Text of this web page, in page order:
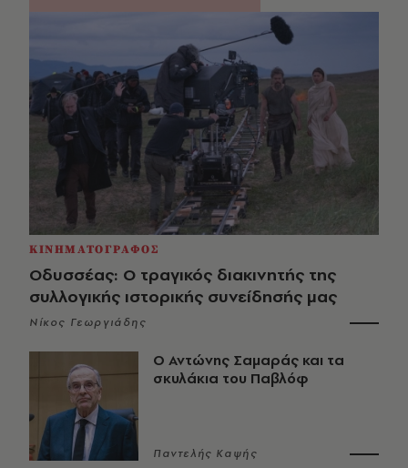
ΚΙΝΗΜΑΤΟΓΡΑΦΟΣ
Οδυσσέας: Ο τραγικός διακινητής της
συλλογικής ιστορικής συνείδησής μας
Νίκος Γεωργιάδης
Ο Αντώνης Σαμαράς και τα
σκυλάκια του Παβλόφ
Παντελής Καψής